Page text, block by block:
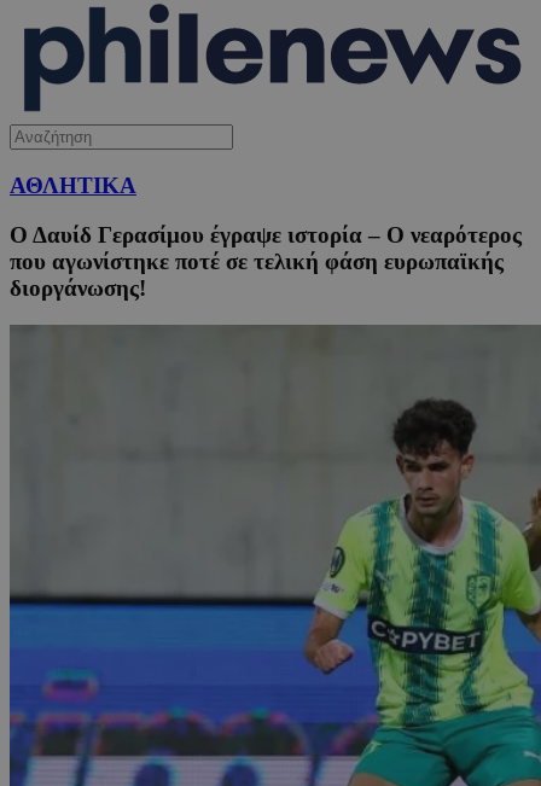
ΑΘΛΗΤΙΚΑ
Ο Δαυίδ Γερασίμου έγραψε ιστορία – Ο νεαρότερος
που αγωνίστηκε ποτέ σε τελική φάση ευρωπαϊκής
διοργάνωσης!